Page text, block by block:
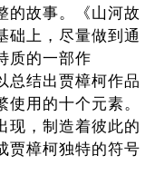
的故事。《山河故
础上，尽量做到通
质的一部作
结出贾樟柯作品
用的十个元素。
现，制造着彼此的
贾樟柯独特的符号